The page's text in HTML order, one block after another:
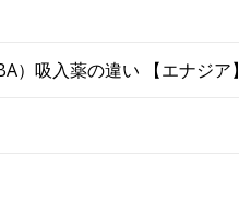
）吸入薬の違い 【エナジア】